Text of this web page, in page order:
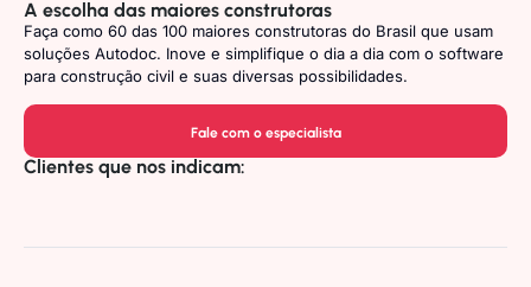
A escolha das maiores construtoras
Faça como 60 das 100 maiores construtoras do Brasil que usam
soluções Autodoc. Inove e simplifique o dia a dia com o software
para construção civil e suas diversas possibilidades.
Fale com o especialista
Clientes que nos indicam: